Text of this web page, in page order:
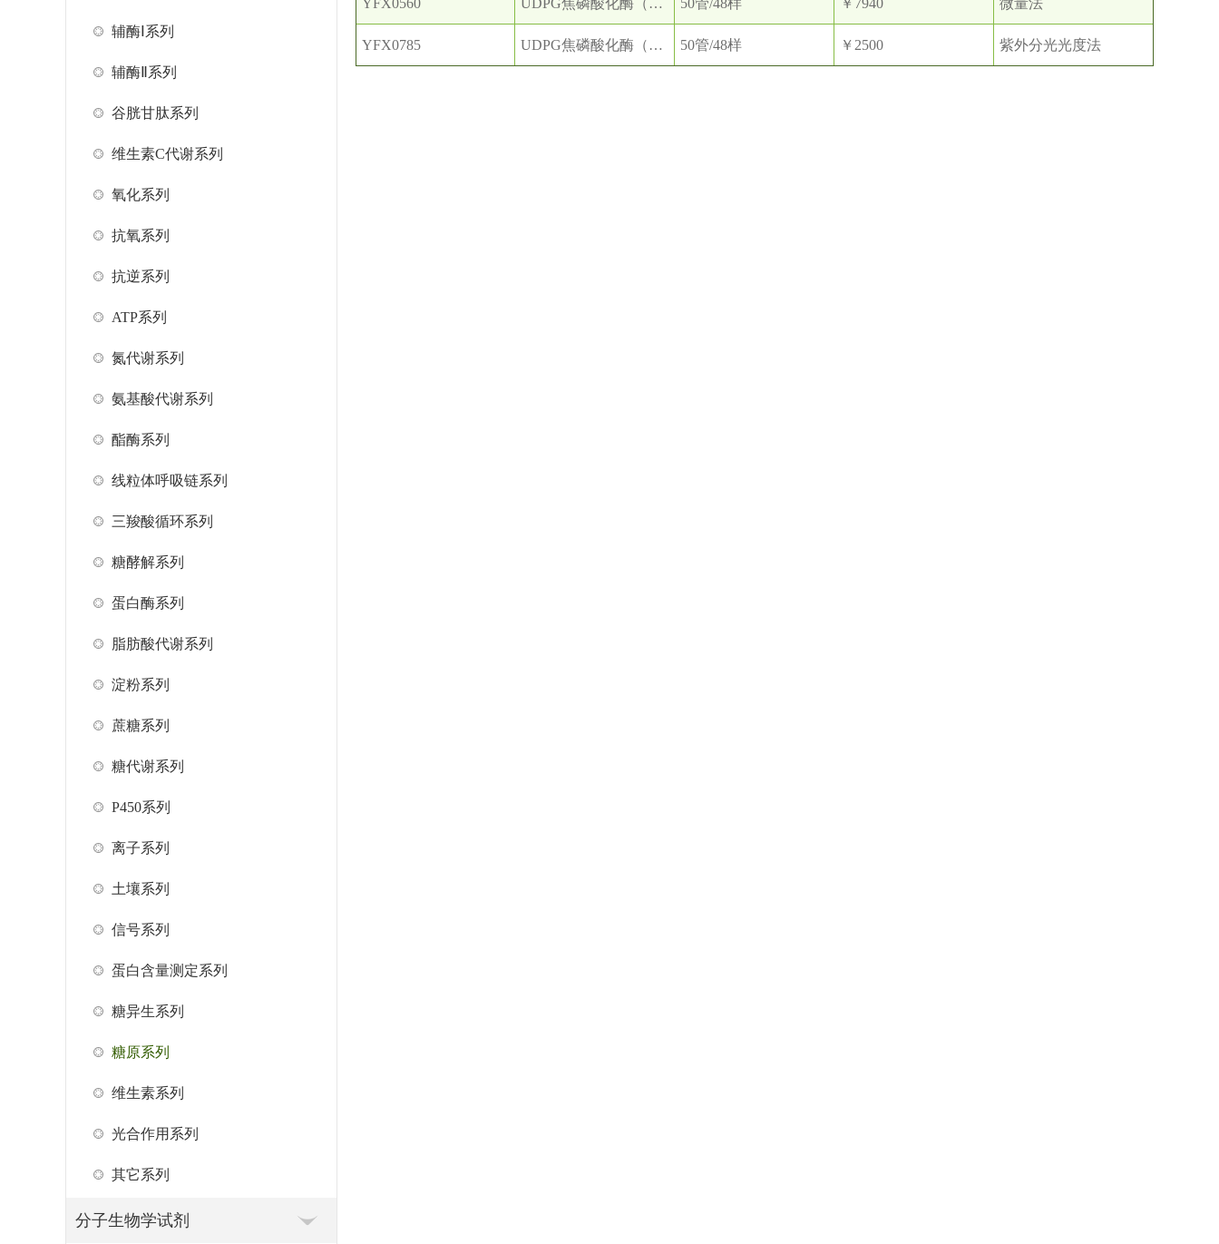
辅酶Ⅰ系列
辅酶Ⅱ系列
谷胱甘肽系列
维生素C代谢系列
氧化系列
抗氧系列
抗逆系列
ATP系列
氮代谢系列
氨基酸代谢系列
酯酶系列
线粒体呼吸链系列
三羧酸循环系列
糖酵解系列
蛋白酶系列
脂肪酸代谢系列
淀粉系列
蔗糖系列
糖代谢系列
P450系列
离子系列
土壤系列
信号系列
蛋白含量测定系列
糖异生系列
糖原系列
维生素系列
光合作用系列
其它系列
分子生物学试剂
YFX0560 UDPG焦磷酸化酶（UPG）活性检测试剂盒 50管/48样 ￥7940 微量法
YFX0785 UDPG焦磷酸化酶（UPG）活性检测试剂盒 50管/48样 ￥2500 紫外分光光度法